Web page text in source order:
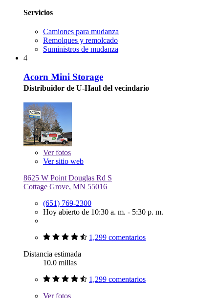
Servicios
Camiones para mudanza
Remolques y remolcado
Suministros de mudanza
4
Acorn Mini Storage
Distribuidor de U-Haul del vecindario
Verfotos
Ver sitio web
8625 W Point Douglas Rd S
Cottage Grove, MN 55016
(651) 769-2300
Hoy abierto de 10:30 a. m. - 5:30 p. m.
1,299 comentarios
Distancia estimada
10.0 millas
1,299 comentarios
Verfotos